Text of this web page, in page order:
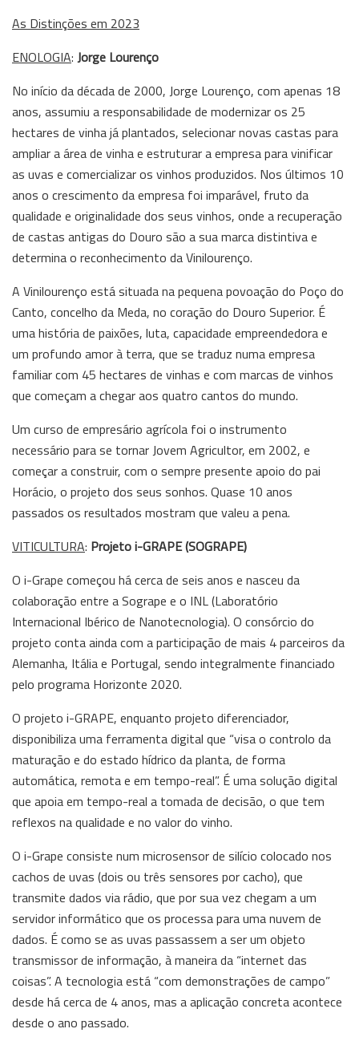
As Distinções em 2023
ENOLOGIA: Jorge Lourenço
No início da década de 2000, Jorge Lourenço, com apenas 18
anos, assumiu a responsabilidade de modernizar os 25
hectares de vinha já plantados, selecionar novas castas para
ampliar a área de vinha e estruturar a empresa para vinificar
as uvas e comercializar os vinhos produzidos. Nos últimos 10
anos o crescimento da empresa foi imparável, fruto da
qualidade e originalidade dos seus vinhos, onde a recuperação
de castas antigas do Douro são a sua marca distintiva e
determina o reconhecimento da Vinilourenço.
A Vinilourenço está situada na pequena povoação do Poço do
Canto, concelho da Meda, no coração do Douro Superior. É
uma história de paixões, luta, capacidade empreendedora e
um profundo amor à terra, que se traduz numa empresa
familiar com 45 hectares de vinhas e com marcas de vinhos
que começam a chegar aos quatro cantos do mundo.
Um curso de empresário agrícola foi o instrumento
necessário para se tornar Jovem Agricultor, em 2002, e
começar a construir, com o sempre presente apoio do pai
Horácio, o projeto dos seus sonhos. Quase 10 anos
passados os resultados mostram que valeu a pena.
VITICULTURA: Projeto i-GRAPE (SOGRAPE)
O i-Grape começou há cerca de seis anos e nasceu da
colaboração entre a Sogrape e o INL (Laboratório
Internacional Ibérico de Nanotecnologia). O consórcio do
projeto conta ainda com a participação de mais 4 parceiros da
Alemanha, Itália e Portugal, sendo integralmente financiado
pelo programa Horizonte 2020.
O projeto i-GRAPE, enquanto projeto diferenciador,
disponibiliza uma ferramenta digital que “visa o controlo da
maturação e do estado hídrico da planta, de forma
automática, remota e em tempo-real”. É uma solução digital
que apoia em tempo-real a tomada de decisão, o que tem
reflexos na qualidade e no valor do vinho.
O i-Grape consiste num microsensor de silício colocado nos
cachos de uvas (dois ou três sensores por cacho), que
transmite dados via rádio, que por sua vez chegam a um
servidor informático que os processa para uma nuvem de
dados. É como se as uvas passassem a ser um objeto
transmissor de informação, à maneira da “internet das
coisas”. A tecnologia está “com demonstrações de campo”
desde há cerca de 4 anos, mas a aplicação concreta acontece
desde o ano passado.